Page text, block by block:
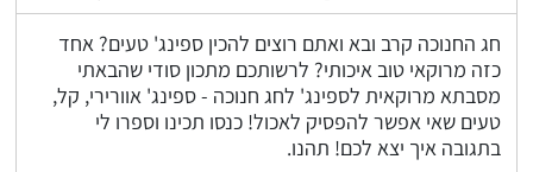
חג החנוכה קרב ובא ואתם רוצים להכין ספינג' טעים? אחד
כזה מרוקאי טוב איכותי? לרשותכם מתכון סודי שהבאתי
מסבתא מרוקאית לספינג' לחג חנוכה - ספינג' אוורירי, קל,
טעים שאי אפשר להפסיק לאכול! כנסו תכינו וספרו לי
בתגובה איך יצא לכם! תהנו.